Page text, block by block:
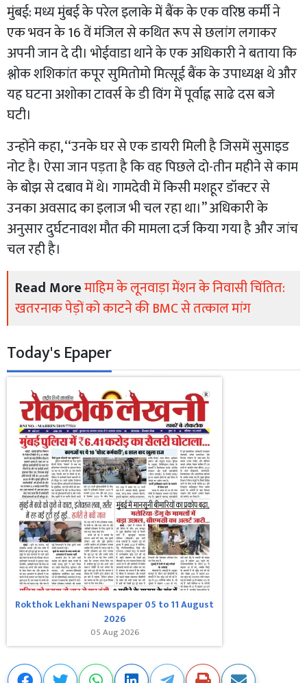
मुंबई: मध्य मुंबई के परेल इलाके में बैंक के एक वरिष्ठ कर्मी ने
एक भवन के 16 वें मंजिल से कथित रूप से छलांग लगाकर
अपनी जान दे दी। भोईवाडा थाने के एक अधिकारी ने बताया कि
श्लोक शशिकांत कपूर सुमितोमो मित्सूई बैंक के उपाध्यक्ष थे और
यह घटना अशोका टावर्स के डी विंग में पूर्वाह्न साढे दस बजे
घटी।
उन्होंने कहा, ‘‘उनके घर से एक डायरी मिली है जिसमें सुसाइड
नोट है। ऐसा जान पड़ता है कि वह पिछले दो-तीन महीने से काम
के बोझ से दबाव में थे। गामदेवी में किसी मशहूर डॉक्टर से
उनका अवसाद का इलाज भी चल रहा था।’’ अधिकारी के
अनुसार दुर्घटनावश मौत की मामला दर्ज किया गया है और जांच
चल रही है।
Read Moreमाहिम के लूनवाड़ा मेंशन के निवासी चिंतित:
खतरनाक पेड़ों को काटने की BMC से तत्काल मांग
Today's Epaper
Rokthok Lekhani Newspaper 05 to 11 August
2026
05 Aug 2026